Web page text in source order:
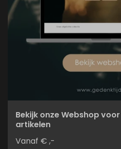
Bekijk onze Webshop
artikelen
Vanaf € ,-